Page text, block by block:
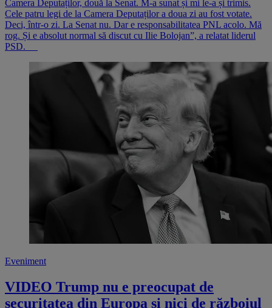
Camera Deputaților, două la Senat. M-a sunat și mi le-a și trimis.
Cele patru legi de la Camera Deputaților a doua zi au fost votate.
Deci, într-o zi. La Senat nu. Dar e responsabilitatea PNL acolo. Mă
rog. Și e absolut normal să discut cu Ilie Bolojan”, a relatat liderul
PSD.
Eveniment
VIDEO Trump nu e preocupat de
securitatea din Europa și nici de războiul